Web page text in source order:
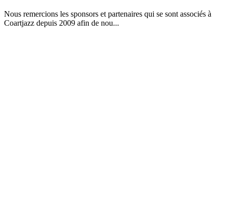
Nous remercions les sponsors et partenaires qui se sont associés à
Coartjazz depuis 2009 afin de nou...